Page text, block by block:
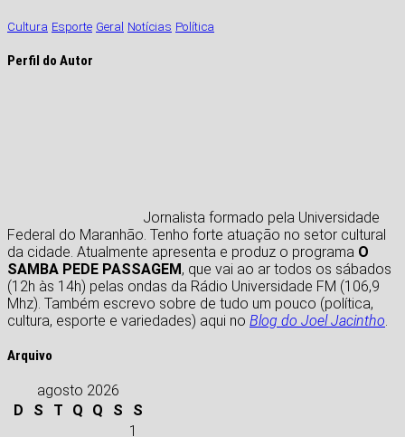
Cultura Esporte Geral Notícias Política
Perfil do Autor
Jornalista formado pela Universidade
Federal do Maranhão. Tenho forte atuação no setor cultural
da cidade. Atualmente apresenta e produz o programa O
SAMBA PEDE PASSAGEM, que vai ao ar todos os sábados
(12h às 14h) pelas ondas da Rádio Universidade FM (106,9
Mhz). Também escrevo sobre de tudo um pouco (política,
cultura, esporte e variedades) aqui no Blog do Joel Jacintho
Arquivo
agosto 2026
D
S T Q Q S
S
1